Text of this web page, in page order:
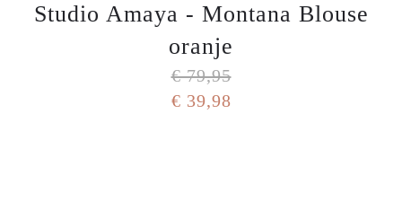
Studio Amaya - Montana Blouse
oranje
€ 79,95
€ 39,98